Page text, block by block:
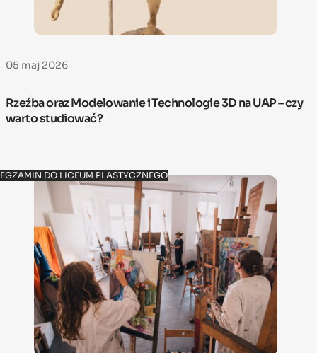
05 maj 2026
Rzeźba oraz Modelowanie i Technologie 3D na UAP – czy
warto studiować?
EGZAMIN DO LICEUM PLASTYCZNEGO